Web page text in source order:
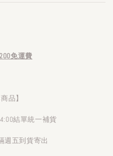
免運費
品】
結單統一補貨
週五到貨寄出